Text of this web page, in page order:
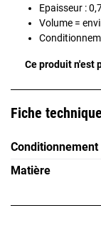
Epaisseur :
Volume =
Ce produit n'est
Fiche technique
Conditionnement
Matière